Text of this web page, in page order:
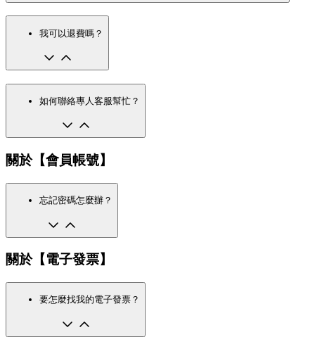
我可以退費嗎？
如何聯絡專人客服幫忙？
關於【會員帳號】
忘記密碼怎麼辦？
關於【電子發票】
要怎麼找我的電子發票？